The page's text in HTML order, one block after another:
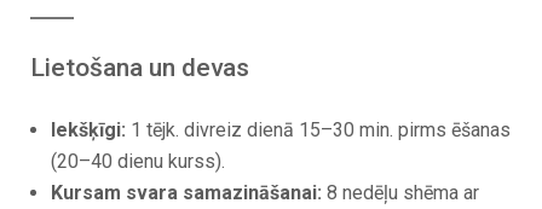
Lietošana un devas
Iekšķīgi: 1 tējk. divreiz dienā 15–30 min. pirms ēšanas
(20–40 dienu kurss).
Kursam svara samazināšanai: 8 nedēļu shēma ar